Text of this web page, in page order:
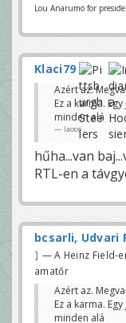
Lou Anarumo for
Klaci79
Azért az.
Ez a karma.
minden alá
laoce
hűha...van
RTL-en a
bcsarli, Udvari
— A Heinz Field-
amatőr
Azért az.
Ez a karma.
minden alá